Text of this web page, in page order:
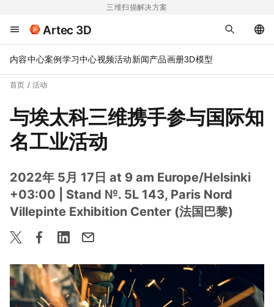
三维扫描解决方案
Artec 3D
内容中心案例 学习中心视频活动新闻产品画册3D模型
首页 活动
与埃太科三维携手参与国际知
名工业活动
2022年 5月 17日 at 9 am Europe/Helsinki
+03:00
| Stand №. 5L 143, Paris Nord
Villepinte Exhibition Center (法国巴黎)